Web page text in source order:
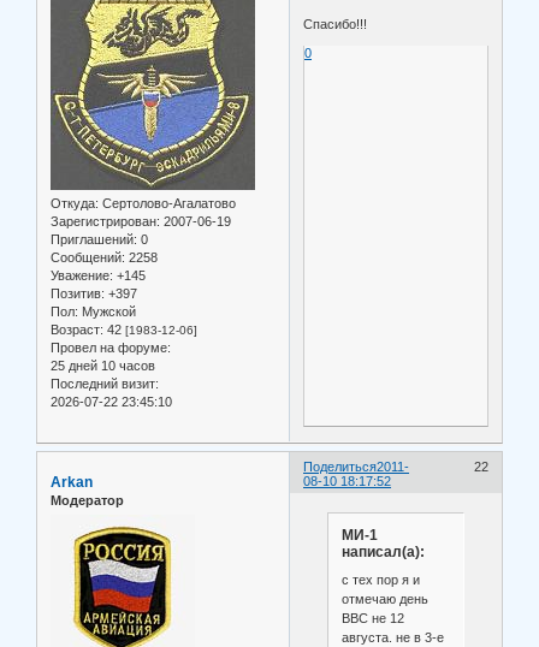
Откуда: Сертолово-Агалатово
Зарегистрирован: 2007-06-19
Приглашений: 0
Сообщений: 2258
Уважение: +145
Позитив: +397
Пол: Мужской
Возраст: 42 [1983-12-06]
Провел на форуме:
25 дней 10 часов
Последний визит:
2026-07-22 23:45:10
Спасибо!!!
0
Поделиться 22
2011-
08-10 18:17:52
Arkan
Модератор
МИ-1
написал(а):
с тех пор я и
отмечаю день
ВВС не 12
августа. не в 3-е